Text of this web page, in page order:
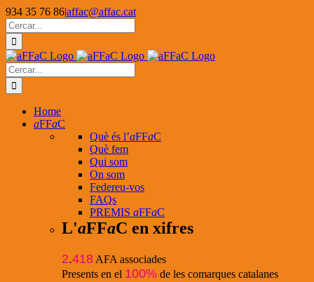
Skip
to
content
934 35 76 86|affac@affac.cat
Facebook
X
YouTube
Cerca
…
Cerca
…
Home
aFFaC
Què és l’aFFaC
Què fem
Qui som
On som
Federeu-vos
FAQs
PREMIS aFFaC
L'aFFaC en xifres
2.418 AFA associades
Presents en el 100% de les comarques catalanes